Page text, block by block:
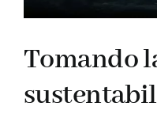
Tomando